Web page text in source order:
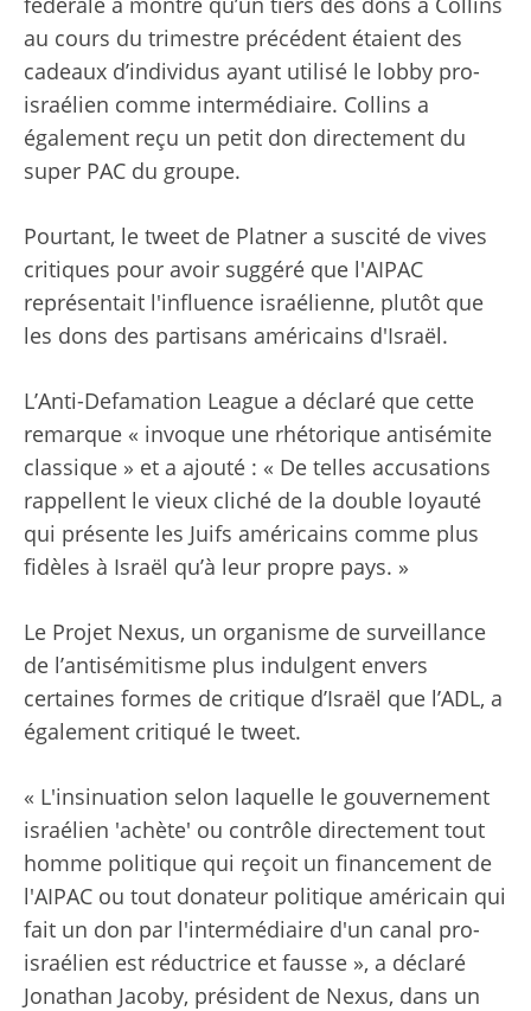
au cours du trimestre précédent étaient des
cadeaux d’individus ayant utilisé le lobby pro-
israélien comme intermédiaire. Collins a
également reçu un petit don directement du
super PAC du groupe.
Pourtant, le tweet de Platner a suscité de vives
critiques pour avoir suggéré que l'AIPAC
représentait l'influence israélienne, plutôt que
les dons des partisans américains d'Israël.
L’Anti-Defamation League a déclaré que cette
remarque « invoque une rhétorique antisémite
classique » et a ajouté : « De telles accusations
rappellent le vieux cliché de la double loyauté
qui présente les Juifs américains comme plus
fidèles à Israël qu’à leur propre pays. »
Le Projet Nexus, un organisme de surveillance
de l’antisémitisme plus indulgent envers
certaines formes de critique d’Israël que l’ADL, a
également critiqué le tweet.
« L'insinuation selon laquelle le gouvernement
israélien 'achète' ou contrôle directement tout
homme politique qui reçoit un financement de
l'AIPAC ou tout donateur politique américain qui
fait un don par l'intermédiaire d'un canal pro-
israélien est réductrice et fausse », a déclaré
Jonathan Jacoby, président de Nexus, dans un